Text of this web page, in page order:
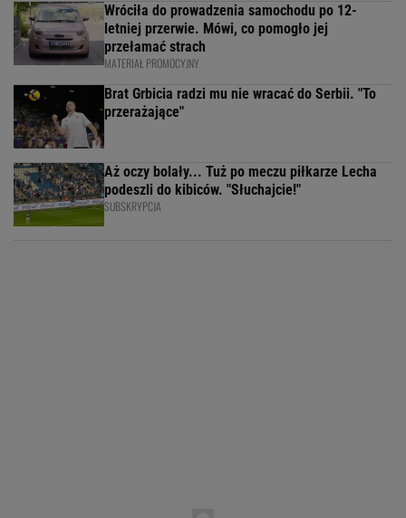
Wróciła do prowadzenia samochodu po 12-
letniej przerwie. Mówi, co pomogło jej
przełamać strach
MATERIAŁ PROMOCYJNY
Brat Grbicia radzi mu nie wracać do Serbii. "To
przerażające"
Aż oczy bolały... Tuż po meczu piłkarze Lecha
podeszli do kibiców. "Słuchajcie!"
SUBSKRYPCJA